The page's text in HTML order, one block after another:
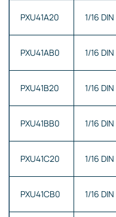
PXU41A20 1/16 DIN
PXU41AB0 1/16 DIN
PXU41B20 1/16 DIN
PXU41BB0 1/16 DIN
PXU41C20 1/16 DIN
PXU41CB0 1/16 DIN